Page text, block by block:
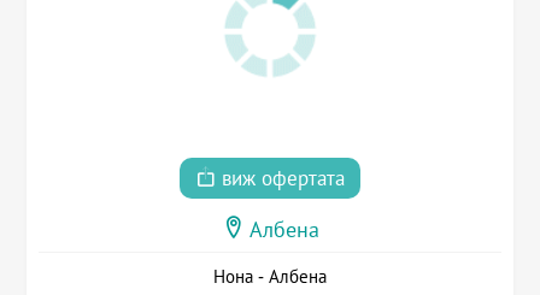
виж офертата
Албена
Нона - Албена